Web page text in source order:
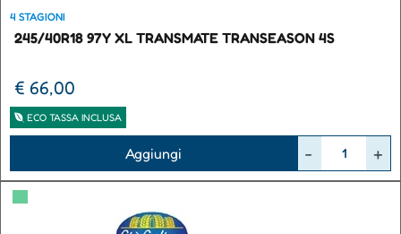
4 STAGIONI
245/40R18 97Y XL TRANSMATE TRANSEASON 4S
€ 66,00
ECO TASSA INCLUSA
Aggiungi
▀